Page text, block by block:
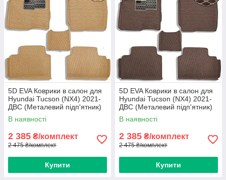
5D EVA Коврики в салон для
Hyundai Tucson (NX4) 2021-
ДВС (Металевий підп'ятник)
Бежевый-Бежевий кант 5 шт
В наявності
2 385 ₴/комплект
2 475 ₴/комплект
Купити
5D EVA Коврики в салон для
Hyundai Tucson (NX4) 2021-
ДВС (Металевий підп'ятник)
Коричневі 5 шт
В наявності
2 385 ₴/комплект
2 475 ₴/комплект
Купити